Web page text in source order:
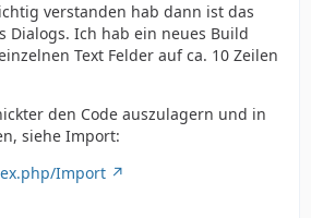
verstanden hab dann ist das
Dialogs. Ich hab ein neues Build
Text Felder auf ca. 10 Zeilen
den Code auszulagern und in
siehe Import:
Import